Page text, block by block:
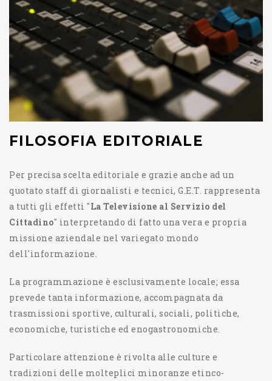
FILOSOFIA EDITORIALE
Per precisa scelta editoriale e grazie anche ad un
quotato staff di giornalisti e tecnici, G.E.T. rappresenta
a tutti gli effetti "La Televisione al Servizio del
Cittadino" interpretando di fatto una vera e propria
missione aziendale nel variegato mondo
dell'informazione.
La programmazione è esclusivamente locale; essa
prevede tanta informazione, accompagnata da
trasmissioni sportive, culturali, sociali, politiche,
economiche, turistiche ed enogastronomiche.
Particolare attenzione è rivolta alle culture e
tradizioni delle molteplici minoranze etinco-